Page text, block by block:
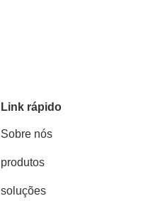
Link rápido
Sobre nós
produtos
soluções